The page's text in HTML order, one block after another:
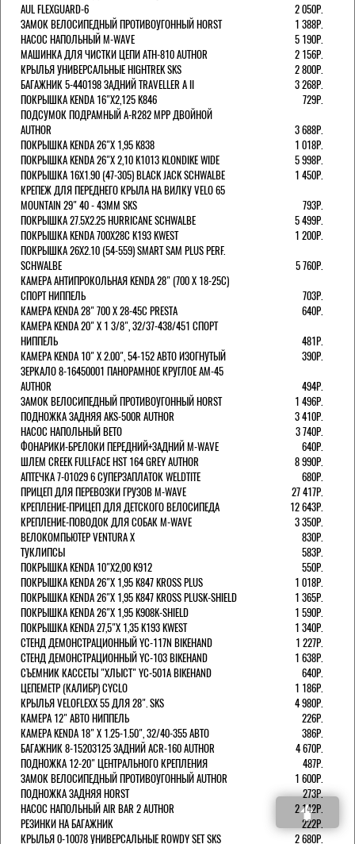
AUL FLEXGUARD-6
2 050Р.
ЗАМОК ВЕЛОСИПЕДНЫЙ ПРОТИВОУГОННЫЙ HORST
1 388Р.
НАСОС НАПОЛЬНЫЙ M-WAVE
5 190Р.
МАШИНКА ДЛЯ ЧИСТКИ ЦЕПИ ATH-810 AUTHOR
2 156Р.
КРЫЛЬЯ УНИВЕРСАЛЬНЫЕ HIGHTREK SKS
2 800Р.
БАГАЖНИК 5-440198 ЗАДНИЙ TRAVELLER A II
3 268Р.
ПОКРЫШКА KENDA 16"Х2,125 K846
729Р.
ПОДСУМОК ПОДРАМНЫЙ A-R282 MPP ДВОЙНОЙ
AUTHOR
3 688Р.
ПОКРЫШКА KENDA 26"Х 1,95 K838
1 018Р.
ПОКРЫШКА KENDA 26"Х 2,10 K1013 KLONDIKE WIDE
5 998Р.
ПОКРЫШКА 16X1.90 (47-305) BLACK JACK SCHWALBE
1 450Р.
КРЕПЕЖ ДЛЯ ПЕРЕДНЕГО КРЫЛА НА ВИЛКУ VELO 65
MOUNTAIN 29" 40 - 43ММ SKS
793Р.
ПОКРЫШКА 27.5X2.25 HURRICANE SCHWALBE
5 499Р.
ПОКРЫШКА KENDA 700Х28С K193 KWEST
1 200Р.
ПОКРЫШКА 26X2.10 (54-559) SMART SAM PLUS PERF.
SCHWALBE
5 760Р.
КАМЕРА АНТИПРОКОЛЬНАЯ KENDA 28" (700 Х 18-25C)
СПОРТ НИППЕЛЬ
703Р.
КАМЕРА KENDA 28" 700 Х 28-45С PRESTA
640Р.
КАМЕРА KENDA 20" Х 1 3/8", 32/37-438/451 СПОРТ
НИППЕЛЬ
481Р.
КАМЕРА KENDA 10" Х 2.00", 54-152 АВТО ИЗОГНУТЫЙ
390Р.
ЗЕРКАЛО 8-16450001 ПАНОРАМНОЕ КРУГЛОЕ AM-45
AUTHOR
494Р.
ЗАМОК ВЕЛОСИПЕДНЫЙ ПРОТИВОУГОННЫЙ HORST
1 496Р.
ПОДНОЖКА ЗАДНЯЯ AKS-500R AUTHOR
3 410Р.
НАСОС НАПОЛЬНЫЙ BETO
3 740Р.
ФОНАРИКИ-БРЕЛОКИ ПЕРЕДНИЙ+ЗАДНИЙ M-WAVE
640Р.
ШЛЕМ CREEK FULLFACE HST 164 GREY AUTHOR
8 990Р.
АПТЕЧКА 7-01029 6 СУПЕРЗАПЛАТОК WELDTITE
680Р.
ПРИЦЕП ДЛЯ ПЕРЕВОЗКИ ГРУЗОВ M-WAVE
27 417Р.
КРЕПЛЕНИЕ-ПРИЦЕП ДЛЯ ДЕТСКОГО ВЕЛОСИПЕДА
12 643Р.
КРЕПЛЕНИЕ-ПОВОДОК ДЛЯ СОБАК M-WAVE
3 350Р.
ВЕЛОКОМПЬЮТЕР VENTURA Х
830Р.
ТУКЛИПСЫ
583Р.
ПОКРЫШКА KENDA 10"Х2,00 K912
550Р.
ПОКРЫШКА KENDA 26"Х 1,95 K847 KROSS PLUS
1 018Р.
ПОКРЫШКА KENDA 26"Х 1,95 K847 KROSS PLUSK-SHIELD
1 365Р.
ПОКРЫШКА KENDA 26"Х 1,95 K908K-SHIELD
1 590Р.
ПОКРЫШКА KENDA 27,5"Х 1,35 K193 KWEST
1 340Р.
СТЕНД ДЕМОНСТРАЦИОННЫЙ YC-117N BIKEHAND
1 227Р.
СТЕНД ДЕМОНСТРАЦИОННЫЙ YC-103 BIKEHAND
1 638Р.
СЪЕМНИК КАССЕТЫ "ХЛЫСТ" YC-501A BIKEHAND
640Р.
ЦЕПЕМЕТР (КАЛИБР) CYCLO
1 186Р.
КРЫЛЬЯ VELOFLEXX 55 ДЛЯ 28". SKS
4 980Р.
КАМЕРА 12" АВТО НИППЕЛЬ
226Р.
КАМЕРА KENDA 18" Х 1.25-1.50", 32/40-355 АВТО
386Р.
БАГАЖНИК 8-15203125 ЗАДНИЙ ACR-160 AUTHOR
4 670Р.
ПОДНОЖКА 12-20" ЦЕНТРАЛЬНОГО КРЕПЛЕНИЯ
487Р.
ЗАМОК ВЕЛОСИПЕДНЫЙ ПРОТИВОУГОННЫЙ AUTHOR
1 600Р.
ПОДНОЖКА ЗАДНЯЯ HORST
273Р.
НАСОС НАПОЛЬНЫЙ AIR BAR 2 AUTHOR
2 142Р.
РЕЗИНКИ НА БАГАЖНИК
222Р.
КРЫЛЬЯ 0-10078 УНИВЕРСАЛЬНЫЕ ROWDY SET SKS
2 680Р.